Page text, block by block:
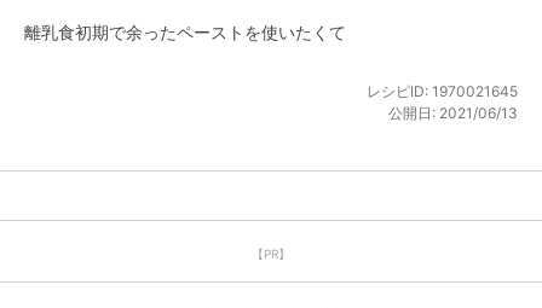
離乳食初期で余ったペーストを使いたくて
レシピID: 1970021645
公開日: 2021/06/13
【PR】